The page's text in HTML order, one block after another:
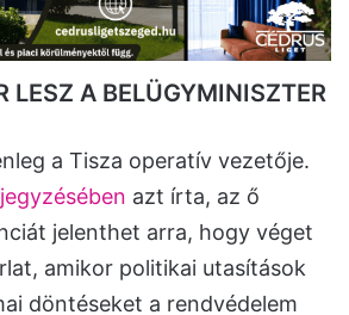
LESZ A BELÜGYMINISZTER
a Tisza operatív vezetője.
azt írta, az ő
jelenthet arra, hogy véget
amikor politikai utasítások
döntéseket a rendvédelem